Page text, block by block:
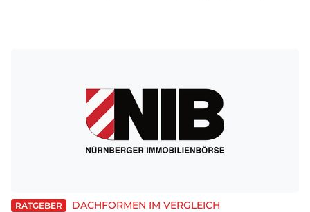
RATGEBER DACHFORMEN IM VERGLEICH